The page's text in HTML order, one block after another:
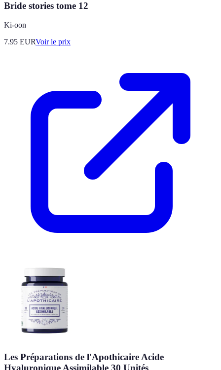
Bride stories tome 12
Ki-oon
7.95 EURVoir le prix
Les Préparations de l'Apothicaire Acide
Hyaluronique Assimilable 30 Unités